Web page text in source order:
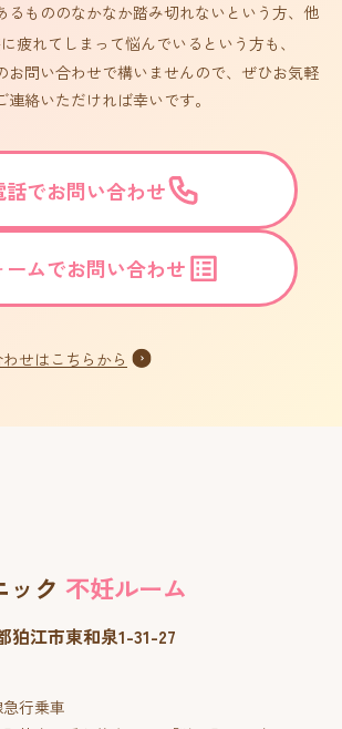
るもののなかなか踏み切れないという方、他
疲れてしまって悩んでいるという方も、
お問い合わせで構いませんので、ぜひお気軽
連絡いただければ幸いです。
話でお問い合わせ
ームでお問い合わせ
せはこちらから
ック 不妊ルーム
狛江市東和泉1-31-27
行乗車